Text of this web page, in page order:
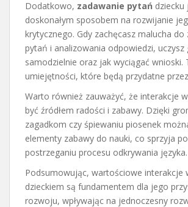
Dodatkowo, zadawanie pytań dziecku
doskonałym sposobem na rozwijanie
krytycznego. Gdy zachęcasz malucha do
pytań i analizowania odpowiedzi, uczysz
samodzielnie oraz jak wyciągać wnioski.
umiejętności, które będą przydatne przez
Warto również zauważyć, że interakcje
być źródłem radości i zabawy. Dzięki
zagadkom czy śpiewaniu piosenek
elementy zabawy do nauki, co sprzyja
postrzeganiu procesu odkrywania języka.
Podsumowując, wartościowe interakcje
dzieckiem są fundamentem dla jego
rozwoju, wpływając na jednoczesny